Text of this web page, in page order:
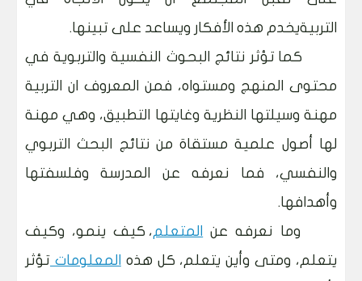
التربيةيخدم هذه الأفكار ويساعد على تبينها.
كما تؤثر نتائج البحوث النفسية والتربوية في
محتوى المنهج ومستواه، فمن المعروف ان التربية
مهنة وسيلتها النظرية وغايتها التطبيق، وهي مهنة
لها أصول علمية مستقاة من نتائج البحث التربوي
والنفسي، فما نعرفه عن المدرسة وفلسفتها
وأهدافها.
وما نعرفه عن
المتعلم، كيف ينمو، وكيف
يتعلم، ومتى وأين يتعلم، كل هذه المعلومات تؤثر